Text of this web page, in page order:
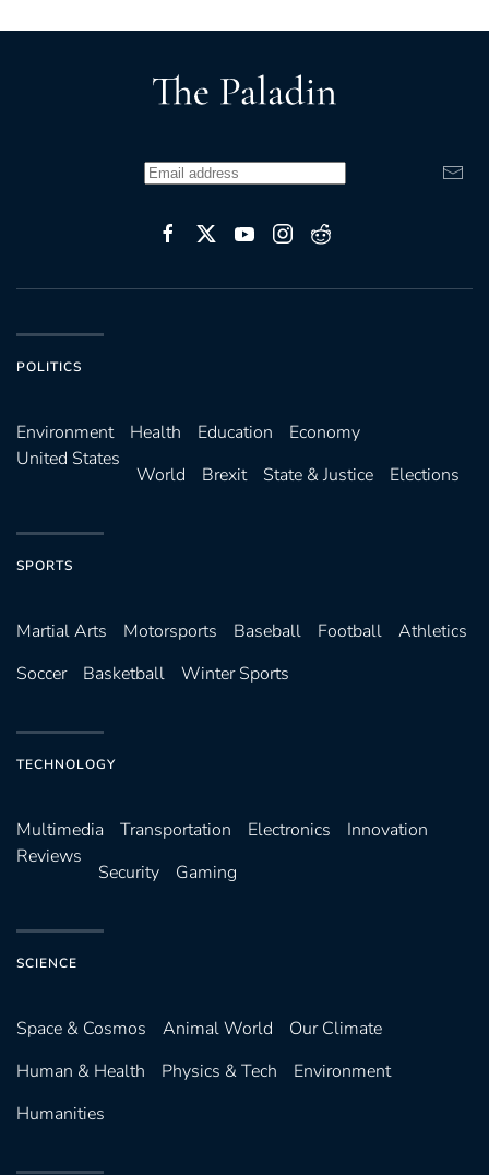
POLITICS
Environ­ment Health Education
Economy
United States
World Brexit State & Justice Elections
SPORTS
Martial Arts Motorsports Baseball Football
Athletics
Soccer
Basketball Winter Sports
TECHNOLOGY
Multimedia Transportation Electronics
Innovation
Reviews
Security Gaming
SCIENCE
Space & Cosmos Animal World
Our Climate
Human & Health
Physics & Tech
Environment
Humanities